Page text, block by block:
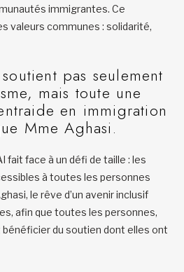
immigrantes. Ce
valeurs communes : solidarité,
pas seulement
mais toute une
en immigration
Mme Aghasi.
fait face à un défi de taille : les
à toutes les personnes
le rêve d’un avenir inclusif
afin que toutes les personnes,
du soutien dont elles ont